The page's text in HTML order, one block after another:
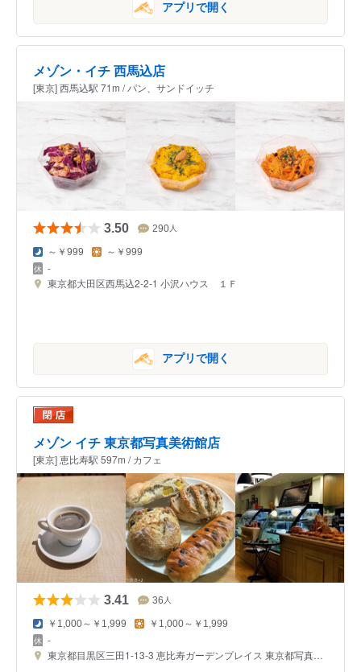
アプリで開く
メゾン・イチ 西馬込店
[東京] 西馬込駅 71m / パン、サンドイッチ
3.50 290 人
～￥999 ～￥999
-
東京都大田区西馬込2-2-1 小沢ハウス １Ｆ
アプリで開く
メゾン イチ 東京都写真美術館店
[東京] 恵比寿駅 597m / カフェ
3.41 36 人
￥1,000～￥1,999 ￥1,000～￥1,999
-
東京都目黒区三田1-13-3 恵比寿ガーデンプレイス 東京都写真美術館